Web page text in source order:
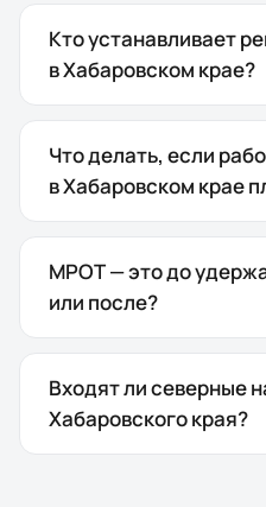
Кто устанавливает
в Хабаровском крае?
Что делать, если
в Хабаровском крае
МРОТ — это до
или после?
Входят ли северные
Хабаровского края?